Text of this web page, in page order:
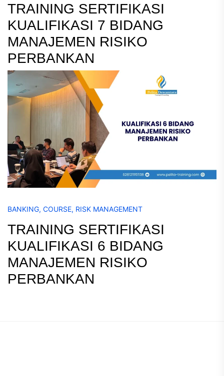
TRAINING SERTIFIKASI
KUALIFIKASI 7 BIDANG
MANAJEMEN RISIKO
PERBANKAN
BANKING, COURSE, RISK MANAGEMENT
TRAINING SERTIFIKASI
KUALIFIKASI 6 BIDANG
MANAJEMEN RISIKO
PERBANKAN